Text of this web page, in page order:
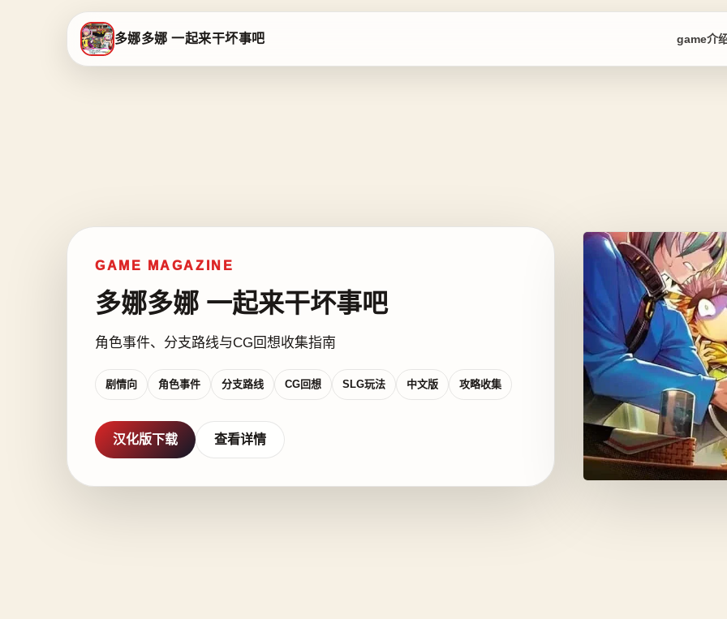
多娜多娜 一起来干坏事吧 game介
GAME MAGAZINE
多娜多娜 一起来干坏事吧
角色事件、分支路线与CG回想收集指南
剧情向 角色事件 分支路线 CG回想 SLG玩法 中文版 攻略收集
汉化版下载 查看详情